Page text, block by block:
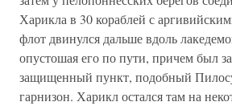
Харикла в 30 кораблей с
флот двинулся дальше вдоль
опустошая его по пути, причем был
защищенный пункт, подобный
гарнизон. Харикл остался там на